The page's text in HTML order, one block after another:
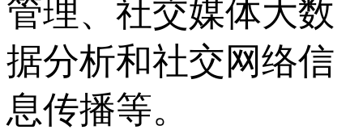
管理、社交媒体大数
据分析和社交网络信
息传播等。